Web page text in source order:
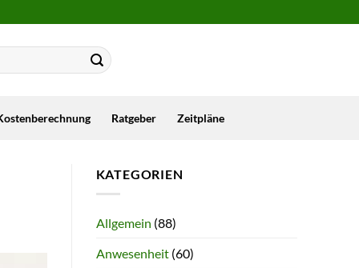
Ratgeber Zeitpläne
KATEGORIEN
Allgemein (88)
Anwesenheit(60)